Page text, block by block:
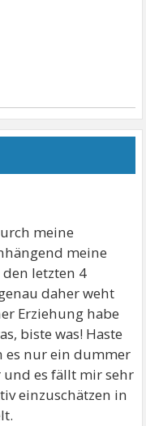
meine
meine
letzten 4
daher weht
Erziehung habe
biste was! Haste
es nur ein dummer
es fällt mir sehr
einzuschätzen in